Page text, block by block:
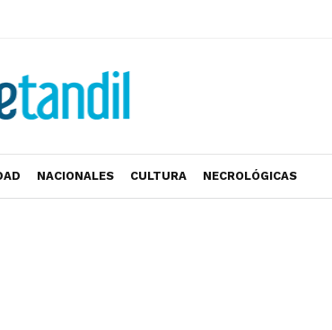
NACIONALES CULTURA NECROLÓGICAS